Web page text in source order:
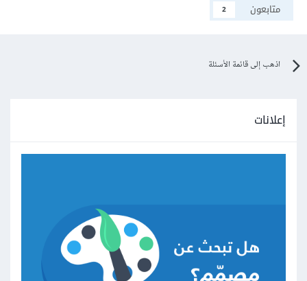
متابعون
2
اذهب إلى قائمة الأسئلة
إعلانات